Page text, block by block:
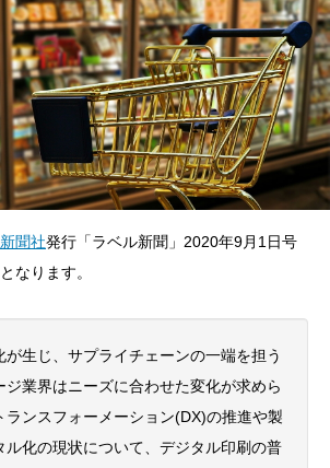
聞社発行「ラベル新聞」2020年9月1日号
なります。
が生じ、サプライチェーンの一端を担う
ジ業界はニーズに合わせた変化が求めら
ランスフォーメーション(DX)の推進や製
ル化の現状について、デジタル印刷の普